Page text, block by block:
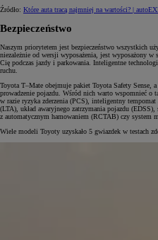
Źródło: Które auta tracą najmniej na wartości? |
Bezpieczeństwo
Naszym priorytetem jest bezpieczeństwo wszystkich
niezależnie od wersji wyposażenia, jest wyposażony
Cię podczas jazdy i parkowania. Inteligentne
ruchu.
Toyota T–Mate obejmuje pakiet Toyota Safety Sense,
prowadzenie pojazdu. Wśród nich warto wspomnieć o
w razie ryzyka zderzenia (PCS), inteligentny
(LTA), układ awaryjnego zatrzymania pojazdu
z automatycznym hamowaniem (RCTAB) czy system
Wiele modeli Toyoty uzyskało 5 gwiazdek w testach